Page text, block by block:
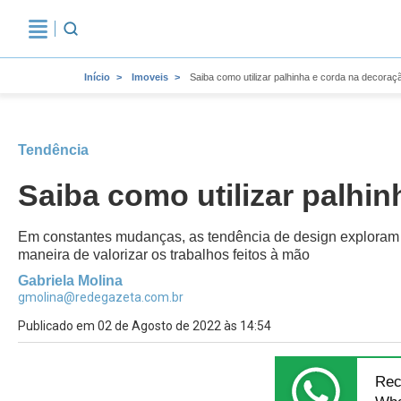
Início Imoveis Saiba como utilizar palhinha e corda na
Tendência
Saiba como utilizar
Em constantes mudanças, as tendência de design
maneira de valorizar os trabalhos feitos à mão
Gabriela Molina
gmolina@redegazeta.com.br
Publicado em 02 de Agosto de 2022 às 14:54